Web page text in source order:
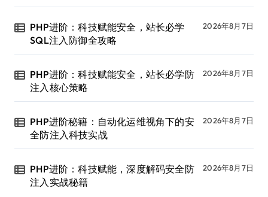
PHP进阶：科技赋能安全，站长必学
SQL注入防御全攻略
2026年8月7日
PHP进阶：科技赋能安全，站长必学防
注入核心策略
2026年8月7日
PHP进阶秘籍：自动化运维视角下的安
全防注入科技实战
2026年8月7日
PHP进阶：科技赋能，深度解码安全防
注入实战秘籍
2026年8月7日